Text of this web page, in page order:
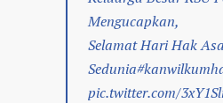
Mengucapkan,
Selamat Hari Hak
Sedunia
pic.twitter.com/